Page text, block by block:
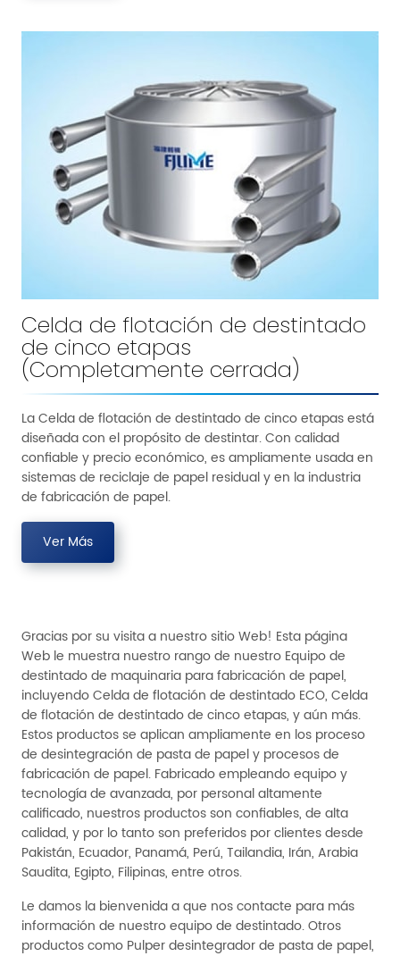
Celda de flotación de destintado
de cinco etapas
(Completamente cerrada)
La Celda de flotación de destintado de cinco etapas está
diseñada con el propósito de destintar. Con calidad
confiable y precio económico, es ampliamente usada en
sistemas de reciclaje de papel residual y en la industria
de fabricación de papel.
Ver Más
Gracias por su visita a nuestro sitio Web! Esta página
Web le muestra nuestro rango de nuestro Equipo de
destintado de maquinaria para fabricación de papel,
incluyendo Celda de flotación de destintado ECO, Celda
de flotación de destintado de cinco etapas, y aún más.
Estos productos se aplican ampliamente en los proceso
de desintegración de pasta de papel y procesos de
fabricación de papel. Fabricado empleando equipo y
tecnología de avanzada, por personal altamente
calificado, nuestros productos son confiables, de alta
calidad, y por lo tanto son preferidos por clientes desde
Pakistán, Ecuador, Panamá, Perú, Tailandia, Irán, Arabia
Saudita, Egipto, Filipinas, entre otros.
Le damos la bienvenida a que nos contacte para más
información de nuestro equipo de destintado. Otros
productos como Pulper desintegrador de pasta de papel,